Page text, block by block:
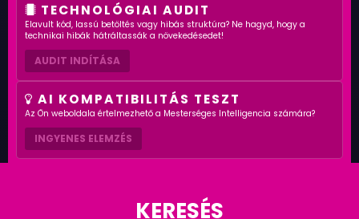
TECHNOLÓGIAI AUDIT
Elavult kód, lassú betöltés vagy hibás struktúra? Ne hagyd, hogy a
technikai hibák hátráltassák a növekedésedet!
AUDIT INDÍTÁSA
AI KOMPATIBILITÁS TESZT
Az Ön weboldala értelmezhető a Mesterséges Intelligencia számára?
INGYENES ELEMZÉS
KERESÉS